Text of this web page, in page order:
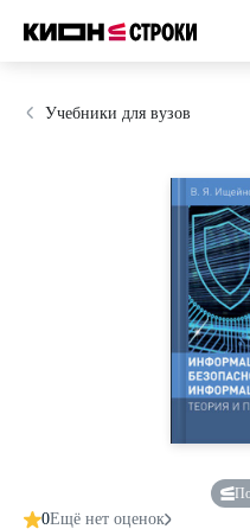
Учебники для вузов
0Ещё нет оценок